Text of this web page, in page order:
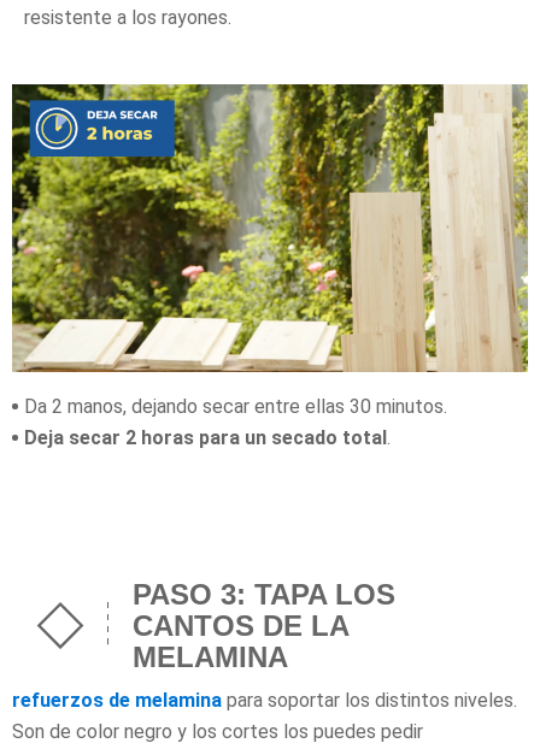
resistente a los rayones.
Da 2 manos, dejando secar entre ellas 30 minutos.
Deja secar 2 horas para un secado total
PASO 3: TAPA LOS
CANTOS DE LA
MELAMINA
El diseño de este estante para libros
refuerzos de melamina para soportar los distintos niveles.
Son de color negro y los cortes los puedes pedir